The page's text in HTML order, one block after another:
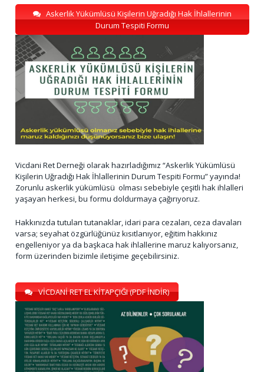
Askerlik Yükümlüsü Kişilerin Uğradığı Hak İhlallerinin
Durum Tespiti Formu
Vicdani Ret Derneği olarak hazırladığımız “Askerlik Yükümlüsü
Kişilerin Uğradığı Hak İhlallerinin Durum Tespiti Formu” yayında!
Zorunlu askerlik yükümlüsü olması sebebiyle çeşitli hak ihlalleri
yaşayan herkesi, bu formu doldurmaya çağırıyoruz.
Hakkınızda tutulan tutanaklar, idari para cezaları, ceza davaları
varsa; seyahat özgürlüğünüz kısıtlanıyor, eğitim hakkınız
engelleniyor ya da başkaca hak ihlallerine maruz kalıyorsanız,
form üzerinden bizimle iletişime geçebilirsiniz.
VİCDANİ RET EL KİTAPÇIĞI (PDF İNDİR)